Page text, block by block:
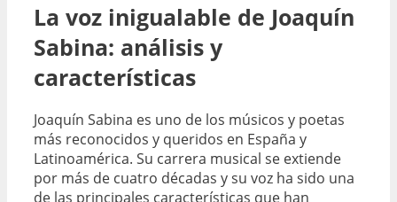
La voz inigualable de Joaquín
Sabina: análisis y
características
Joaquín Sabina es uno de los músicos y poetas
más reconocidos y queridos en España y
Latinoamérica. Su carrera musical se extiende
por más de cuatro décadas y su voz ha sido una
de las principales características que han